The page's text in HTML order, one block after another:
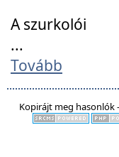
A szurkolói
...
Tovább
Kopirájt meg hasonlók